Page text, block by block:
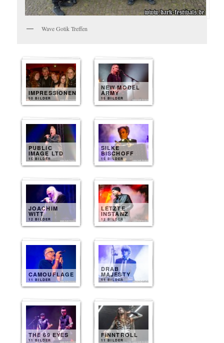
Wave Gotik Treffen
IMPRESSIONEN
50 BILDER
NEW MODEL
ARMY
15 BILDER
PUBLIC
IMAGE LTD
15 BILDER
SILKE
BISCHOFF
15 BILDER
JOACHIM
WITT
12 BILDER
LETZTE
INSTANZ
12 BILDER
CAMOUFLAGE
11 BILDER
DRAB
MAJESTY
11 BILDER
THE 69 EYES
11 BILDER
FINNTROLL
11 BILDER